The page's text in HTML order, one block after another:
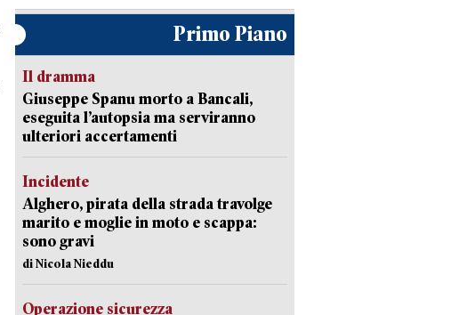
Primo Piano
Il dramma
Giuseppe Spanu morto a Bancali,
eseguita l’autopsia ma serviranno
ulteriori accertamenti
Incidente
Alghero, pirata della strada travolge
marito e moglie in moto e scappa:
sono gravi
di Nicola Nieddu
Operazione sicurezza